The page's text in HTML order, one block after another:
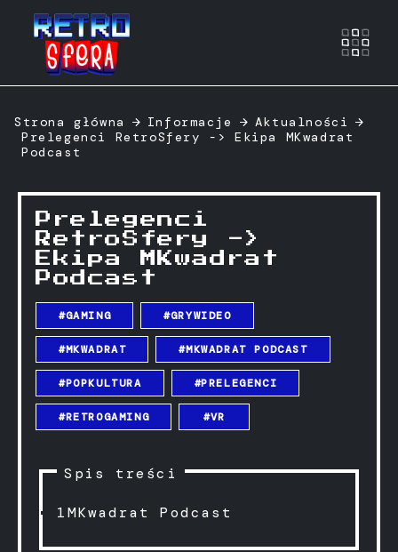
Strona główna Informacje
Aktualności
Prelegenci RetroSfery -> Ekipa MKwadrat
Podcast
Prelegenci
RetroSfery ->
Ekipa MKwadrat
Podcast
#GAMING #GRYWIDEO
#MKWADRAT #MKWADRAT PODCAST
#POPKULTURA #PRELEGENCI
#RETROGAMING #VR
Spis treści
1MKwadrat Podcast